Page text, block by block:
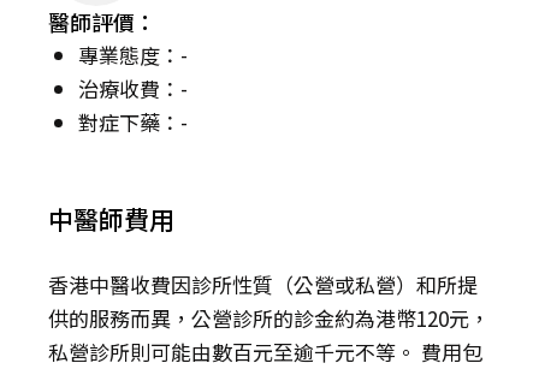
醫師評價：
專業態度：-
治療收費：-
對症下藥：-
中醫師費用
香港中醫收費因診所性質（公營或私營）和所提
供的服務而異，公營診所的診金約為港幣120元，
私營診所則可能由數百元至逾千元不等。 費用包